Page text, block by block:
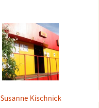
Susanne Kischnick